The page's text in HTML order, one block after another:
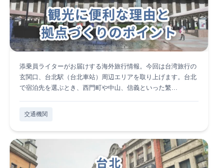
添乗員ライターがお届けする海外旅行情報。今回は台湾旅行の
玄関口、台北駅（台北車站）周辺エリアを取り上げます。台北
で宿泊先を選ぶとき、西門町や中山、信義といった繁…
交通機関